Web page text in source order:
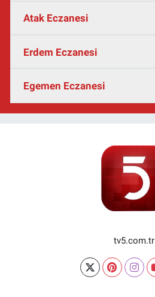
Atak Eczanesi
Erdem Eczanesi
Egemen Eczanesi
tv5.com.tr